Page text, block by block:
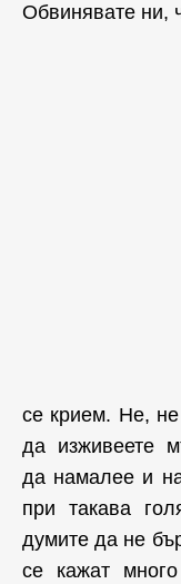
Обвинявате ни,
се крием. Не,
да изживеете
да намалее и
при такава
думите да не
се кажат